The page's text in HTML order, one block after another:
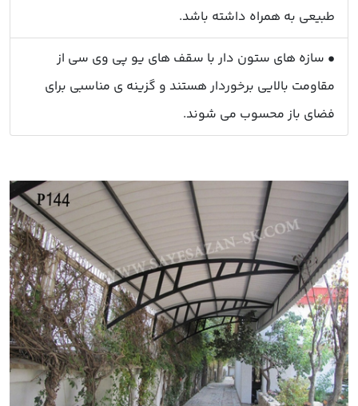
طبیعی به همراه داشته باشد.
• سازه های ستون دار با سقف های یو پی وی سی از
مقاومت بالایی برخوردار هستند و گزینه ی مناسبی برای
فضای باز محسوب می شوند.